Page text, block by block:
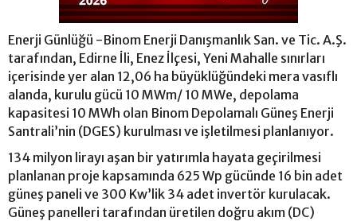
Enerji Günlüğü -Binom Enerji Danışmanlık San. ve Tic. A.Ş.
tarafından, Edirne İli, Enez İlçesi, Yeni Mahalle sınırları
içerisinde yer alan 12,06 ha büyüklüğündeki mera vasıflı
alanda, kurulu gücü 10 MWm/ 10 MWe, depolama
kapasitesi 10 MWh olan Binom Depolamalı Güneş Enerji
Santrali’nin (DGES) kurulması ve işletilmesi planlanıyor.
134 milyon lirayı aşan bir yatırımla hayata geçirilmesi
planlanan proje kapsamında 625 Wp gücünde 16 bin adet
güneş paneli ve 300 Kw’lik 34 adet invertör kurulacak.
Güneş panelleri tarafından üretilen doğru akım (DC)